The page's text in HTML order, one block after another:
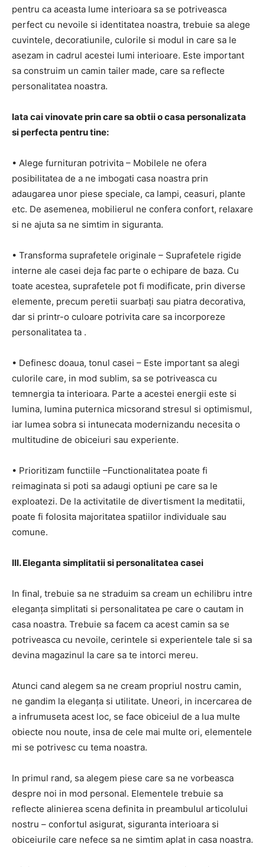
pentru ca aceasta lume interioara sa se potriveasca
perfect cu nevoile si identitatea noastra, trebuie sa alege
cuvintele, decoratiunile, culorile si modul in care sa le
asezam in cadrul acestei lumi interioare. Este important
sa construim un camin tailer made, care sa reflecte
personalitatea noastra.
Iata cai vinovate prin care sa obtii o casa personalizata
si perfecta pentru tine:
• Alege furnituran potrivita – Mobilele ne ofera
posibilitatea de a ne imbogati casa noastra prin
adaugarea unor piese speciale, ca lampi, ceasuri, plante
etc. De asemenea, mobilierul ne confera confort, relaxare
si ne ajuta sa ne simtim in siguranta.
• Transforma suprafetele originale – Suprafetele rigide
interne ale casei deja fac parte o echipare de baza. Cu
toate acestea, suprafetele pot fi modificate, prin diverse
elemente, precum peretii suarbați sau piatra decorativa,
dar si printr-o culoare potrivita care sa incorporeze
personalitatea ta .
• Definesc doaua, tonul casei – Este important sa alegi
culorile care, in mod sublim, sa se potriveasca cu
temnergia ta interioara. Parte a acestei energii este si
lumina, lumina puternica micsorand stresul si optimismul,
iar lumea sobra si intunecata modernizandu necesita o
multitudine de obiceiuri sau experiente.
• Prioritizam functiile –Functionalitatea poate fi
reimaginata si poti sa adaugi optiuni pe care sa le
exploatezi. De la activitatile de divertisment la meditatii,
poate fi folosita majoritatea spatiilor individuale sau
comune.
III. Eleganta simplitatii si personalitatea casei
In final, trebuie sa ne straduim sa cream un echilibru intre
eleganța simplitati si personalitatea pe care o cautam in
casa noastra. Trebuie sa facem ca acest camin sa se
potriveasca cu nevoile, cerintele si experientele tale si sa
devina magazinul la care sa te intorci mereu.
Atunci cand alegem sa ne cream propriul nostru camin,
ne gandim la eleganța si utilitate. Uneori, in incercarea de
a infrumuseta acest loc, se face obiceiul de a lua multe
obiecte nou noute, insa de cele mai multe ori, elementele
mi se potrivesc cu tema noastra.
In primul rand, sa alegem piese care sa ne vorbeasca
despre noi in mod personal. Elementele trebuie sa
reflecte alinierea scena definita in preambulul articolului
nostru – confortul asigurat, siguranta interioara si
obiceiurile care nefece sa ne simtim aplat in casa noastra.